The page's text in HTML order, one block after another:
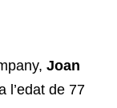
Joan
l’edat de 77